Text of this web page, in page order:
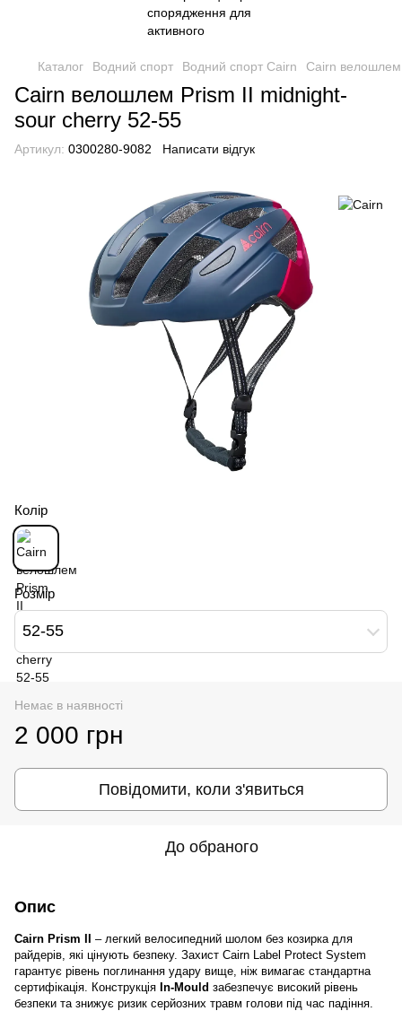
Каталог Водний спорт Водний спорт Cairn Cairn
Cairn велошлем Prism II midnight-
sour cherry 52-55
Артикул: 0300280-9082 Написати відгук
Колір
Розмір
52-55
Немає в наявності
2 000 грн
Повідомити, коли з'явиться
До обраного
Опис
Cairn Prism II – легкий велосипедний шолом без козирка для
райдерів, які цінують безпеку. Захист Cairn Label Protect System
гарантує рівень поглинання удару вище, ніж вимагає стандартна
сертифікація. Конструкція In-Mould забезпечує високий рівень
безпеки та знижує ризик серйозних травм голови під час падіння.